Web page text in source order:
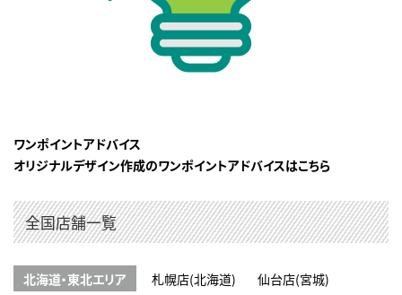
ワンポイントアドバイス
オリジナルデザイン作成のワンポイントアドバイスはこちら
全国店舗一覧
北海道・東北エリア 札幌店(北海道) 仙台店(宮城)